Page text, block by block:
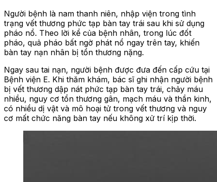
Người bệnh là nam thanh niên, nhập viện trong tình
trạng vết thương phức tạp bàn tay trái sau khi sử dụng
pháo nổ. Theo lời kể của bệnh nhân, trong lúc đốt
pháo, quả pháo bất ngờ phát nổ ngay trên tay, khiến
bàn tay nạn nhân bị tổn thương nặng.
Ngay sau tai nạn, người bệnh được đưa đến cấp cứu tại
Bệnh viện E. Khi thăm khám, bác sĩ ghi nhận người bệnh
bị vết thương dập nát phức tạp bàn tay trái, chảy máu
nhiều, nguy cơ tổn thương gân, mạch máu và thần kinh,
có nhiều dị vật và mô hoại tử trong vết thương và nguy
cơ mất chức năng bàn tay nếu không xử trí kịp thời.